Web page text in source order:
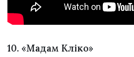
10. «Мадам Кліко»